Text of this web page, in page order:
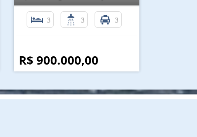
3 3 3
R$ 900.000,00